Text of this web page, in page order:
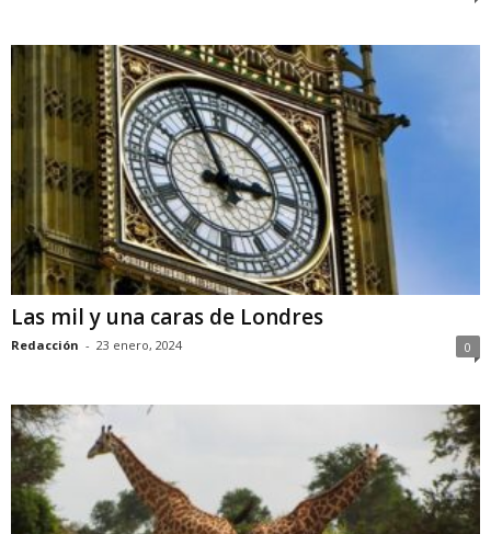
Las mil y una caras de Londres
Redacción - 23 enero, 2024 0